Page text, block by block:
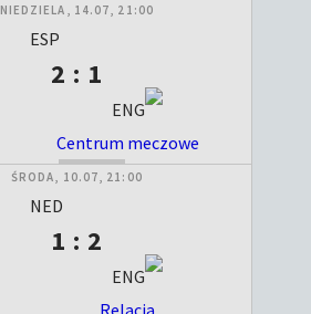
NIEDZIELA, 14.07, 21:00
ESP
2 : 1
ENG
Centrum meczowe
ŚRODA, 10.07, 21:00
NED
1 : 2
ENG